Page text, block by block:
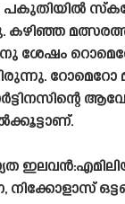
പകുതിയിൽ
കഴിഞ്ഞ
ശേഷം